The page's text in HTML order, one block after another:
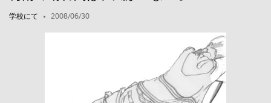
学校にて 2008/06/30